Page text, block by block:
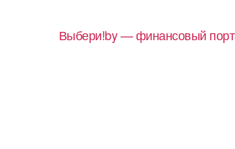
Выбери!by — финансовый